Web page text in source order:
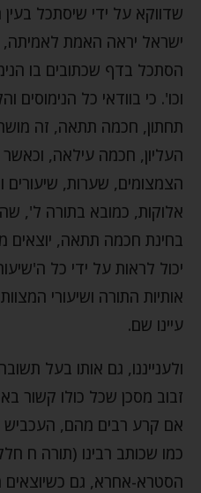
שדווקא על ידי שיסתכל
ישראל יראה האמת
הסתכל בדף שכתובים בו
וכו'. כי בוודאי כל הנימוסים
תחתון, חכמה תתאה, זה
העליון, חכמה עילאה,
הצמצומים, שערות, שיעורים
אלוקות, כמובא בתורה ל',
בחינת חכמה תתאה, יוצאים
יכול לראות על ידי כל
אותיות התורה ושיעורי
עיינו שם.
ולענייננו, גם אותו בעל
זבוב מסכן שכל כולו קשור
אם קרע רבים מהם, העכביש
כמו שכותב רבינו (תורה ח
הסטרא-אחרא, גם